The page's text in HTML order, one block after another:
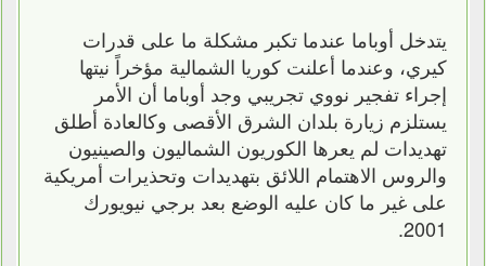
يتدخل أوباما عندما تكبر مشكلة ما على قدرات
كيري، وعندما أعلنت كوريا الشمالية مؤخراً نيتها
إجراء تفجير نووي تجريبي وجد أوباما أن الأمر
يستلزم زيارة بلدان الشرق الأقصى وكالعادة أطلق
تهديدات لم يعرها الكوريون الشماليون والصينيون
والروس الاهتمام اللائق بتهديدات وتحذيرات أمريكية
على غير ما كان عليه الوضع بعد برجي نيويورك
2001.